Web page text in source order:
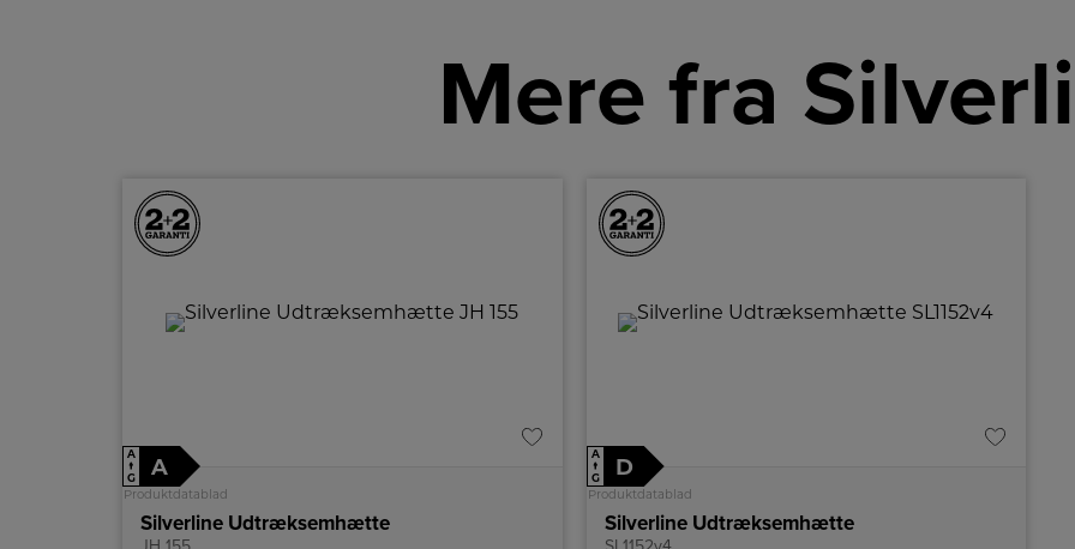
Mere fra
A
↑
G
A
Produktdatablad
Silverline Udtræksemhætte
A
↑
G
D
Produktdatablad
Silverline Udtræksemhætte